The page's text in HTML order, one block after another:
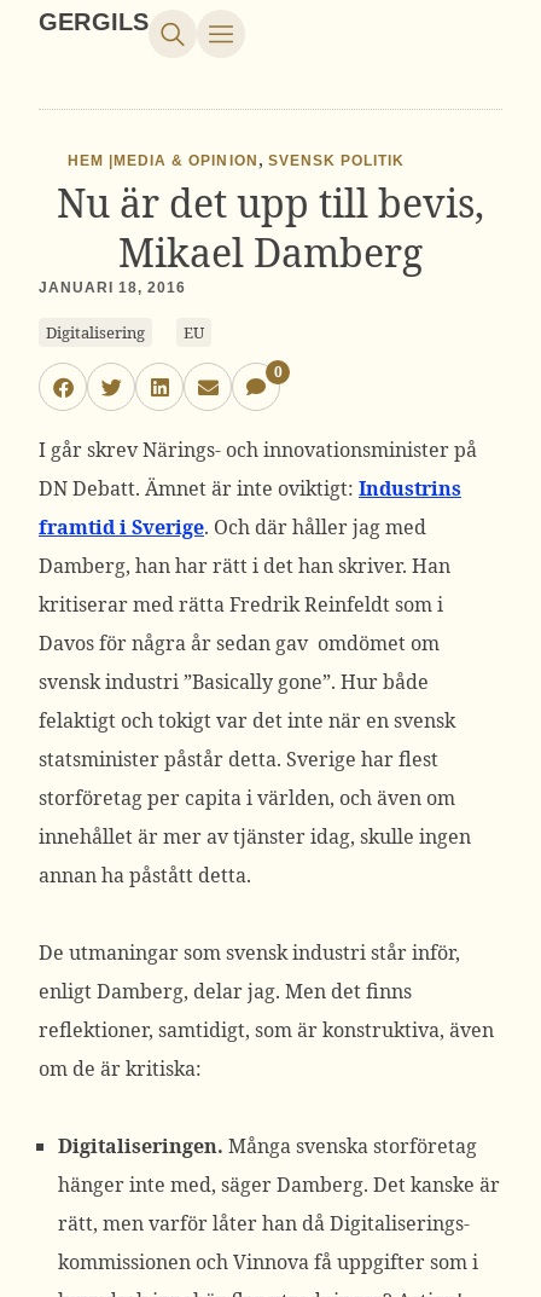
GERGILS
HEM | MEDIA & OPINION , SVENSK POLITIK
Nu är det upp till bevis,
Mikael Damberg
JANUARI 18, 2016
Digitalisering EU
0
I går skrev Närings- och innovationsminister på
DN Debatt. Ämnet är inte oviktigt: Industrins
framtid i Sverige. Och där håller jag med
Damberg, han har rätt i det han skriver. Han
kritiserar med rätta Fredrik Reinfeldt som i
Davos för några år sedan gav omdömet om
svensk industri ”Basically gone”. Hur både
felaktigt och tokigt var det inte när en svensk
statsminister påstår detta. Sverige har flest
storföretag per capita i världen, och även om
innehållet är mer av tjänster idag, skulle ingen
annan ha påstått detta.
De utmaningar som svensk industri står inför,
enligt Damberg, delar jag. Men det finns
reflektioner, samtidigt, som är konstruktiva, även
om de är kritiska:
Digitaliseringen. Många svenska storföretag
hänger inte med, säger Damberg. Det kanske är
rätt, men varför låter han dåDigitaliserings-
kommissionen och Vinnova få uppgifter som i